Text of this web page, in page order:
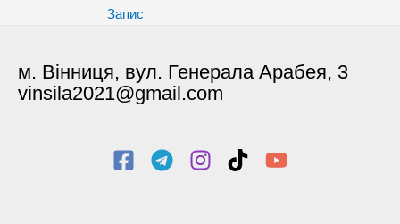
Запис
м. Вінниця, вул. Генерала Арабея, 3
vinsila2021@gmail.com